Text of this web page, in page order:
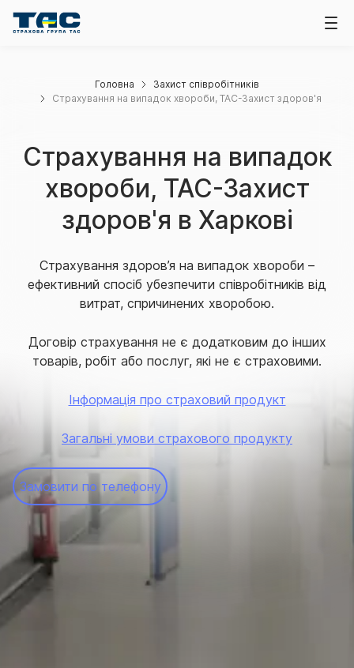
Головна
Захист співробітників
Страхування на випадок хвороби, ТАС-Захист здоров'я
Страхування на випадок
хвороби, ТАС-Захист
здоров'я в Харкові
Страхування здоров’я на випадок хвороби –
ефективний спосіб убезпечити співробітників від
витрат, спричинених хворобою.
Договір страхування не є додатковим до інших
товарів, робіт або послуг, які не є страховими.
Інформація про страховий продукт
Загальні умови страхового продукту
Замовити по телефону